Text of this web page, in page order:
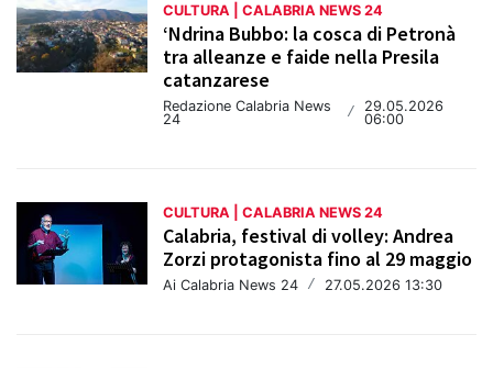
CULTURA | CALABRIA NEWS 24
‘Ndrina Bubbo: la cosca di Petronà
tra alleanze e faide nella Presila
catanzarese
Redazione Calabria News
24
/
29.05.2026
06:00
CULTURA | CALABRIA NEWS 24
Calabria, festival di volley: Andrea
Zorzi protagonista fino al 29 maggio
Ai Calabria News 24 / 27.05.2026 13:30